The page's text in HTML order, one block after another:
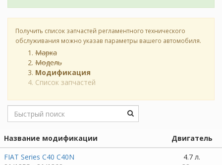
Получить список запчастей регламентного технического
обслуживания можно указав параметры вашего автомобиля.
Марка
Модель
Модификация
Список запчастей
Название модификации
Двигатель
FIAT Series C40 C40N
4.7 л.